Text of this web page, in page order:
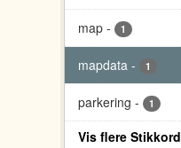
map - 1
mapdata - 1
parkering - 1
Vis flere Stikkord